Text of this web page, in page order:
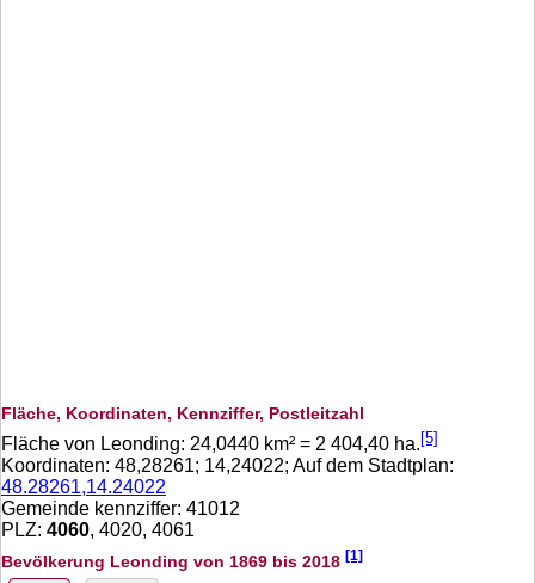
Fläche, Koordinaten, Kennziffer, Postleitzahl
Fläche von Leonding: 24,0440 km² = 2 404,40 ha. [5]
Koordinaten: 48,28261; 14,24022; Auf dem Stadtplan:
48.28261,14.24022
Gemeinde kennziffer: 41012
PLZ: 4060, 4020, 4061
Bevölkerung Leonding von 1869 bis 2018 [1]